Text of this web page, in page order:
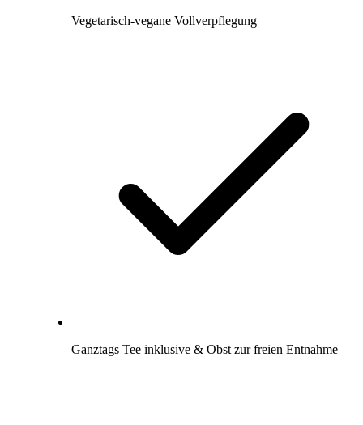
Vegetarisch-vegane Vollverpflegung
Ganztags Tee inklusive & Obst zur freien Entnahme